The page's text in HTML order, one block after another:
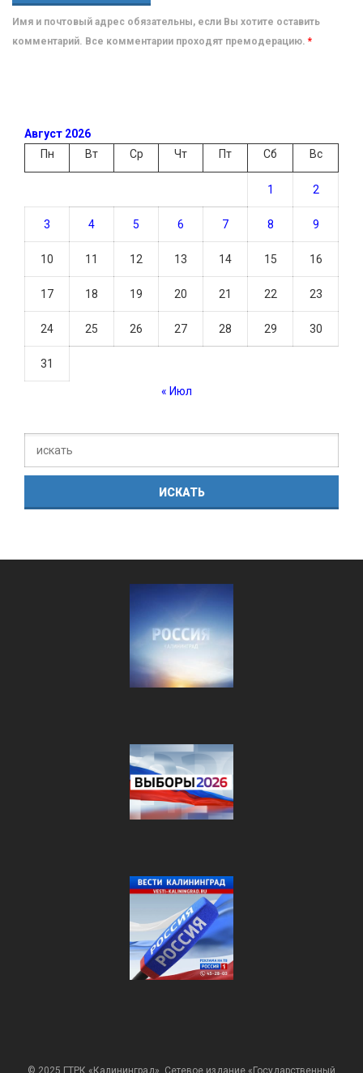
Имя и почтовый адрес обязательны, если Вы хотите оставить
комментарий. Все комментарии проходят премодерацию. *
Август 2026
Пн
Вт Ср Чт Пт Сб Вс
1 2
3 4 5 6 7 8 9
10 11 12 13 14 15 16
17 18 19 20 21 22 23
24 25 26 27 28 29 30
31
« Июл
© 2025 ГТРК «Калининград». Сетевое издание «Государственный